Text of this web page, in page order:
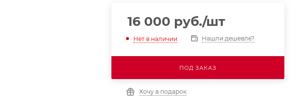
16 000 руб./шт
Нет в наличии Нашли дешевле?
ПОД ЗАКАЗ
Хочу в подарок